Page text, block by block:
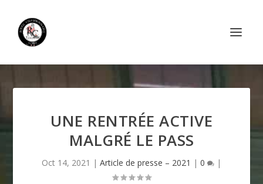
UNE RENTRÉE ACTIVE
MALGRÉ LE PASS
Oct 14, 2021 | Article de presse – 2021 | 0 |